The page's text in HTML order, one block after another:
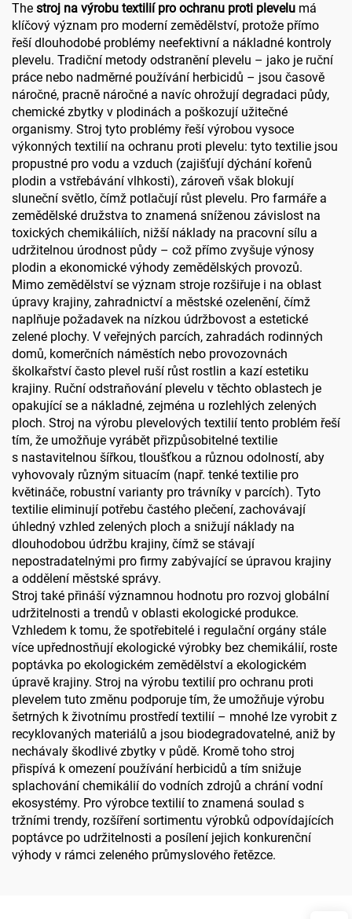
The stroj na výrobu textilií pro ochranu proti plevelu má
klíčový význam pro moderní zemědělství, protože přímo
řeší dlouhodobé problémy neefektivní a nákladné kontroly
plevelu. Tradiční metody odstranění plevelu – jako je ruční
práce nebo nadměrné používání herbicidů – jsou časově
náročné, pracně náročné a navíc ohrožují degradaci půdy,
chemické zbytky v plodinách a poškozují užitečné
organismy. Stroj tyto problémy řeší výrobou vysoce
výkonných textilií na ochranu proti plevelu: tyto textilie jsou
propustné pro vodu a vzduch (zajišťují dýchání kořenů
plodin a vstřebávání vlhkosti), zároveň však blokují
sluneční světlo, čímž potlačují růst plevelu. Pro farmáře a
zemědělské družstva to znamená sníženou závislost na
toxických chemikáliích, nižší náklady na pracovní sílu a
udržitelnou úrodnost půdy – což přímo zvyšuje výnosy
plodin a ekonomické výhody zemědělských provozů.
Mimo zemědělství se význam stroje rozšiřuje i na oblast
úpravy krajiny, zahradnictví a městské ozelenění, čímž
naplňuje požadavek na nízkou údržbovost a estetické
zelené plochy. V veřejných parcích, zahradách rodinných
domů, komerčních náměstích nebo provozovnách
školkařství často plevel ruší růst rostlin a kazí estetiku
krajiny. Ruční odstraňování plevelu v těchto oblastech je
opakující se a nákladné, zejména u rozlehlých zelených
ploch. Stroj na výrobu plevelových textilií tento problém řeší
tím, že umožňuje vyrábět přizpůsobitelné textilie
s nastavitelnou šířkou, tloušťkou a různou odolností, aby
vyhovovaly různým situacím (např. tenké textilie pro
květináče, robustní varianty pro trávníky v parcích). Tyto
textilie eliminují potřebu častého plečení, zachovávají
úhledný vzhled zelených ploch a snižují náklady na
dlouhodobou údržbu krajiny, čímž se stávají
nepostradatelnými pro firmy zabývající se úpravou krajiny
a oddělení městské správy.
Stroj také přináší významnou hodnotu pro rozvoj globální
udržitelnosti a trendů v oblasti ekologické produkce.
Vzhledem k tomu, že spotřebitelé i regulační orgány stále
více upřednostňují ekologické výrobky bez chemikálií, roste
poptávka po ekologickém zemědělství a ekologickém
úpravě krajiny. Stroj na výrobu textilií pro ochranu proti
plevelem tuto změnu podporuje tím, že umožňuje výrobu
šetrných k životnímu prostředí textilií – mnohé lze vyrobit z
recyklovaných materiálů a jsou biodegradovatelné, aniž by
nechávaly škodlivé zbytky v půdě. Kromě toho stroj
přispívá k omezení používání herbicidů a tím snižuje
splachování chemikálií do vodních zdrojů a chrání vodní
ekosystémy. Pro výrobce textilií to znamená soulad s
tržními trendy, rozšíření sortimentu výrobků odpovídajících
poptávce po udržitelnosti a posílení jejich konkurenční
výhody v rámci zeleného průmyslového řetězce.